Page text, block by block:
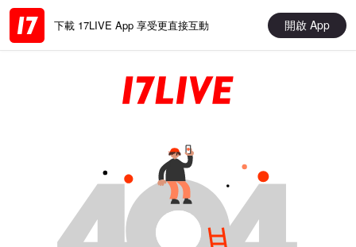
下載 17LIVE App 享受更直接互動 開啟 App